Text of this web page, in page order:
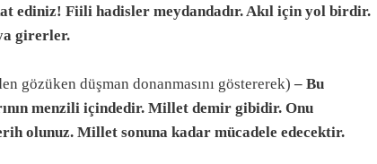
ediniz! Fiili hadisler meydandadır. Akıl için yol birdir.
girerler.
gözüken düşman donanmasını göstererek) – Bu
menzili içindedir. Millet demir gibidir. Onu
olunuz. Millet sonuna kadar mücadele edecektir.